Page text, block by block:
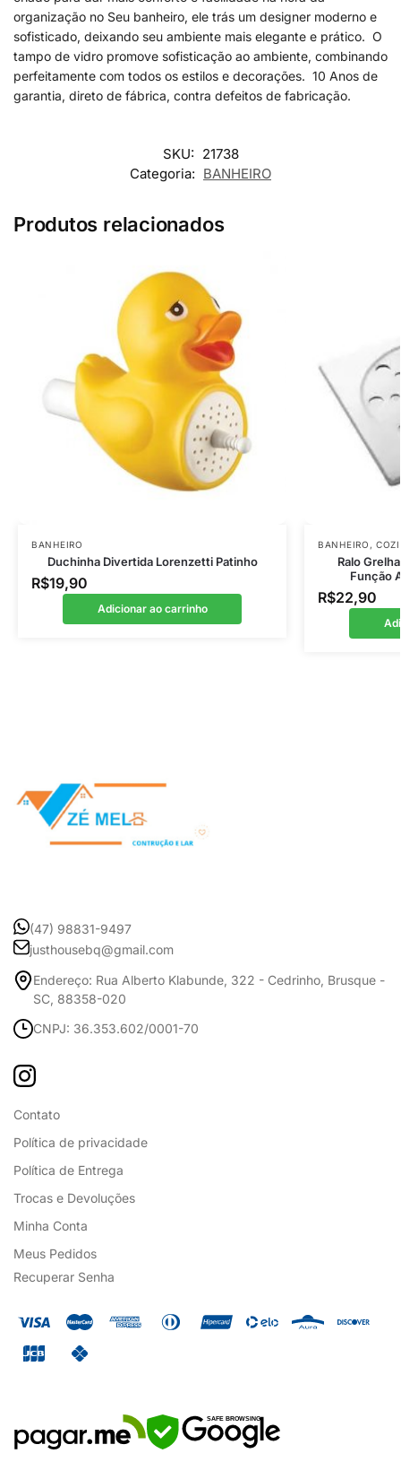
organização no Seu banheiro, ele trás um designer moderno e
sofisticado, deixando seu ambiente mais elegante e prático. O
tampo de vidro promove sofisticação ao ambiente, combinando
perfeitamente com todos os estilos e decorações. 10 Anos de
garantia, direto de fábrica, contra defeitos de fabricação.
SKU: 21738
Categoria: BANHEIRO
Produtos relacionados
BANHEIRO
Duchinha Divertida Lorenzetti Patinho
R$19,90
Adicionar ao carrinho
BANHEIRO ,
Ralo
Função
R$22,90
(47) 98831-9497
justhousebq@gmail.com
Endereço: Rua Alberto Klabunde, 322 - Cedrinho, Brusque -
SC, 88358-020
CNPJ: 36.353.602/0001-70
Contato
Política de privacidade
Política de Entrega
Trocas e Devoluções
Minha Conta
Meus Pedidos
Recuperar Senha
SAFE BROWSING